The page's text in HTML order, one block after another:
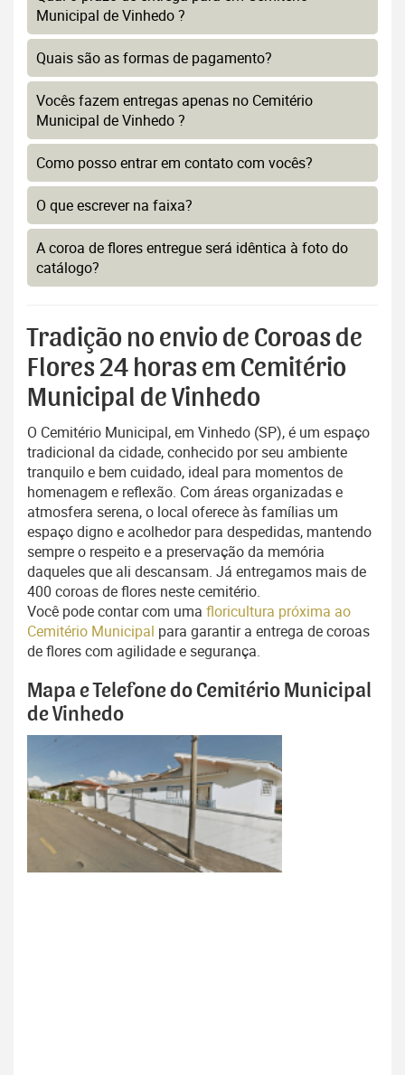
Municipal de Vinhedo ?
Quais são as formas de pagamento?
Vocês fazem entregas apenas no Cemitério
Municipal de Vinhedo ?
Como posso entrar em contato com vocês?
O que escrever na faixa?
A coroa de flores entregue será idêntica à foto do
catálogo?
Tradição no envio de Coroas de
Flores 24 horas em Cemitério
Municipal de Vinhedo
O Cemitério Municipal, em Vinhedo (SP), é um espaço
tradicional da cidade, conhecido por seu ambiente
tranquilo e bem cuidado, ideal para momentos de
homenagem e reflexão. Com áreas organizadas e
atmosfera serena, o local oferece às famílias um
espaço digno e acolhedor para despedidas, mantendo
sempre o respeito e a preservação da memória
daqueles que ali descansam. Já entregamos mais de
400 coroas de flores neste cemitério.
Você pode contar com uma floricultura próxima ao
Cemitério Municipal para garantir a entrega de coroas
de flores com agilidade e segurança.
Mapa e Telefone do Cemitério Municipal
de Vinhedo